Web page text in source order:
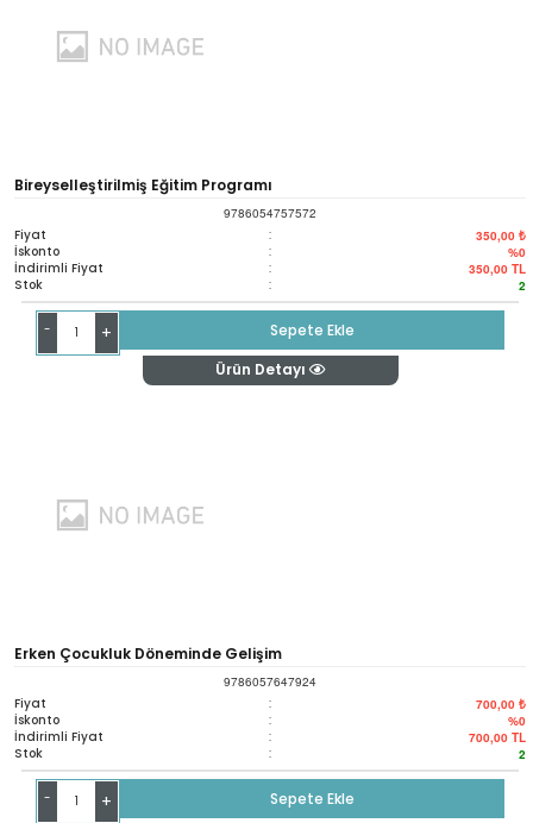
Bireyselleştirilmiş Eğitim Programı
9786054757572
Fiyat : 350,00 ₺
İskonto : %0
İndirimli Fiyat : 350,00 TL
Stok : 2
- +
Sepete Ekle
Ürün Detayı
Erken Çocukluk Döneminde Gelişim
9786057647924
Fiyat : 700,00 ₺
İskonto : %0
İndirimli Fiyat : 700,00 TL
Stok : 2
- +
Sepete Ekle